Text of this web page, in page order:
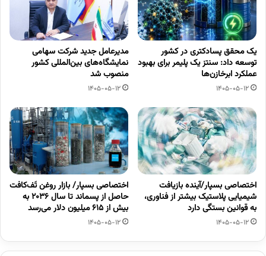
یک محقق پسادکتری در کشور
توسعه داد: سنتز یک پلیمر برای بهبود
عملکرد ابرخازن‌ها
1405-05-12
مدیرعامل جدید شرکت سهامی
نمایشگاه‌های بین‌المللی کشور
منصوب شد
1405-05-12
اختصاصی بسپار/آینده بازیافت
شیمیایی پلاستیک بیشتر از فناوری،
به قوانین بستگی دارد
1405-05-12
اختصاصی بسپار/ بازار روغن تَف‌کافت
حاصل از پسماند تا سال ۲۰۳۶ به
بیش از ۶۱۵ میلیون دلار می‌رسد
1405-05-12